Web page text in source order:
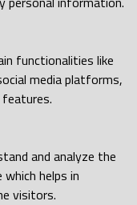
functionalities like
media platforms,
and analyze the
helps in
visitors.